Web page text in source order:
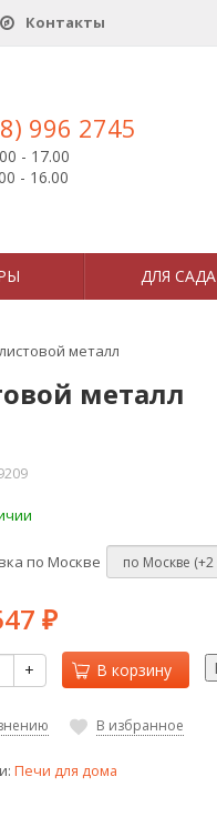
Контакты
996 2745
- 17.00
- 16.00
ДЛЯ САДА
металл
металл
по Москве
₽
+ В корзину
В избранное
Печи для дома